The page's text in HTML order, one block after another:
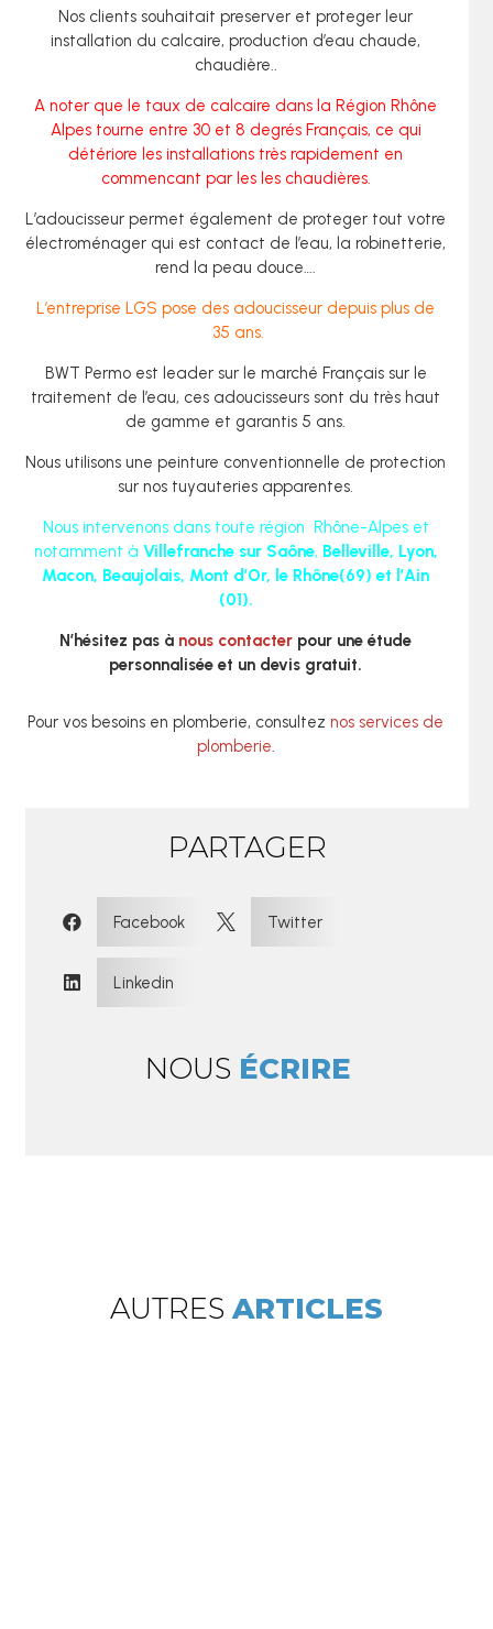
Nos clients souhaitait preserver et proteger leur
installation du calcaire, production d’eau chaude,
chaudière..
A noter que le taux de calcaire dans la Région Rhône
Alpes tourne entre 30 et 8 degrés Français, ce qui
détériore les installations très rapidement en
commencant par les les chaudières.
L’adoucisseur permet également de proteger tout votre
électroménager qui est contact de l’eau, la robinetterie,
rend la peau douce….
L’entreprise LGS pose des adoucisseur depuis plus de
35 ans.
BWT Permo est leader sur le marché Français sur le
traitement de l’eau, ces adoucisseurs sont du très haut
de gamme et garantis 5 ans.
Nous utilisons une peinture conventionnelle de protection
sur nos tuyauteries apparentes.
Nous intervenons dans toute région Rhône-Alpes et
notamment à Villefranche sur Saône, Belleville, Lyon,
Macon, Beaujolais, Mont d’Or, le Rhône(69) et l’Ain
(01).
N’hésitez pas à nous contacter pour une étude
personnalisée et un devis gratuit.
Pour vos besoins en plomberie, consultez nos services de
plomberie.
PARTAGER
 Facebook  Twitter
 Linkedin
NOUS ÉCRIRE
AUTRESARTICLES